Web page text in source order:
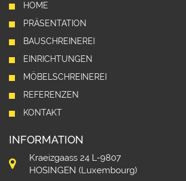
HOME
PRÄSENTATION
BAUSCHREINEREI
EINRICHTUNGEN
MÖBELSCHREINEREI
REFERENZEN
KONTAKT
INFORMATION
Kraeizgaass 24 L-9807
HOSINGEN (Luxembourg)